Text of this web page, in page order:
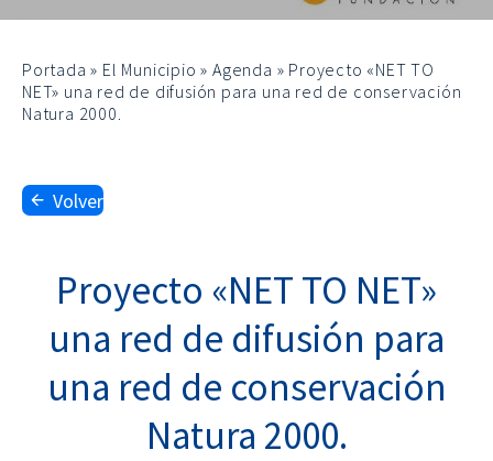
Portada » El Municipio »Agenda » Proyecto «NET TO
NET» una red de difusión para una red de conservación
Natura 2000.
Volver
Proyecto «NET TO NET»
una red de difusión para
una red de conservación
Natura 2000.